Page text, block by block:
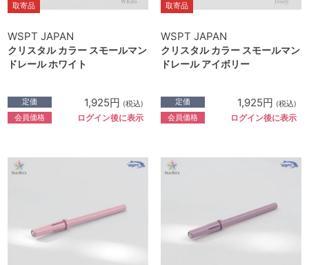
取寄品
WSPT JAPAN
クリスタル カラー スモールマン
ドレール ホワイト
定価 1,925円 (税込)
会員価格 ログイン後に表示
取寄品
WSPT JAPAN
クリスタル カラー スモールマン
ドレール アイボリー
定価 1,925円 (税込)
会員価格 ログイン後に表示